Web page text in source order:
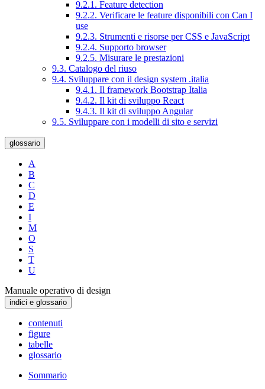
9.2.1. Feature detection
9.2.2. Verificare le feature disponibili con Can I
use
9.2.3. Strumenti e risorse per CSS e JavaScript
9.2.4. Supporto browser
9.2.5. Misurare le prestazioni
9.3. Catalogo del riuso
9.4. Sviluppare con il design system .italia
9.4.1. Il framework Bootstrap Italia
9.4.2. Il kit di sviluppo React
9.4.3. Il kit di sviluppo Angular
9.5. Sviluppare con i modelli di sito e servizi
glossario
A
B
C
D
E
I
M
O
S
T
U
Manuale operativo di design
indici e glossario
contenuti
figure
tabelle
glossario
Sommario